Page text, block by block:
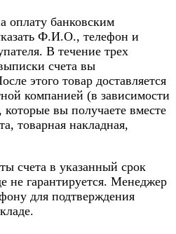
оплату банковским
Ф.И.О., телефон и
В течение трех
счета вы
этого товар доставляется
компанией (в зависимости
вы получаете вместе
товарная накладная,
счета в указанный срок
не гарантируется. Менеджер
для подтверждения